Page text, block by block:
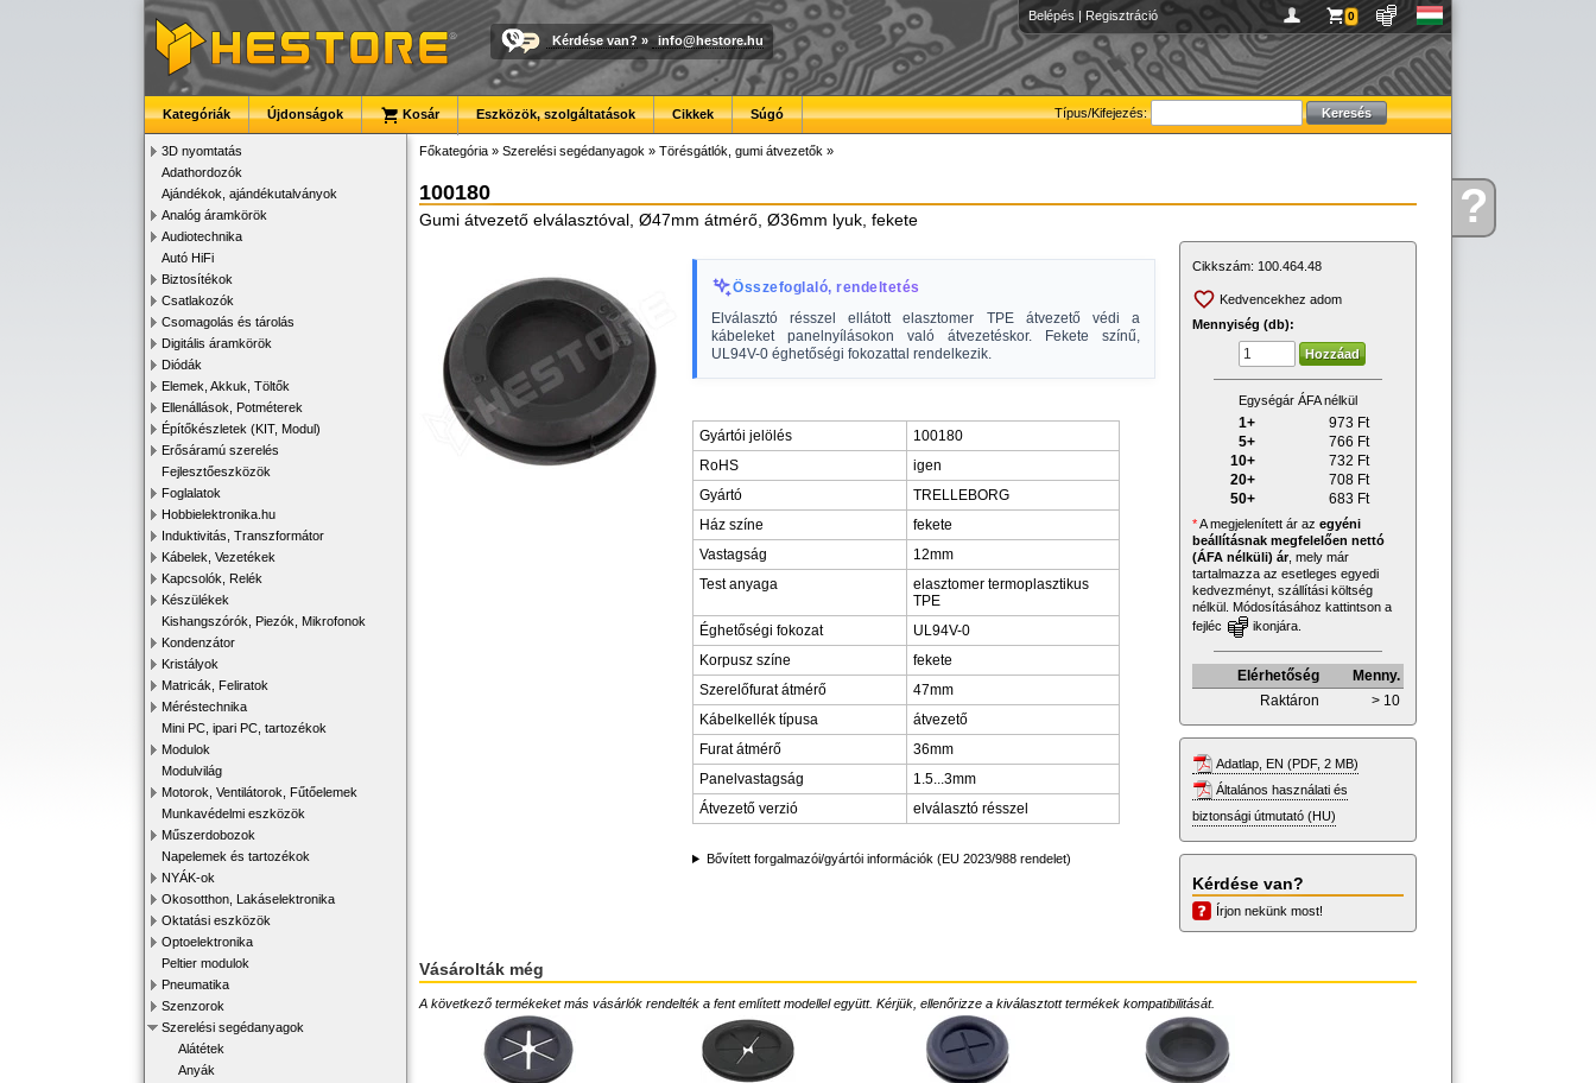
Kérdése?
Belépés | Regisztráció 0
Kérdése van? » info@hestore.hu
Típus/Kifejezés:
Kategóriák Újdonságok Kosár Eszközök, szolgáltatások Cikkek Súgó
3D nyomtatás
Adathordozók
Ajándékok, ajándékutalványok
Analóg áramkörök
Audiotechnika
Autó HiFi
Biztosítékok
Csatlakozók
Csomagolás és tárolás
Digitális áramkörök
Diódák
Elemek, Akkuk, Töltők
Ellenállások, Potméterek
Építőkészletek (KIT, Modul)
Erősáramú szerelés
Fejlesztőeszközök
Foglalatok
Hobbielektronika.hu
Induktivitás, Transzformátor
Kábelek, Vezetékek
Kapcsolók, Relék
Készülékek
Kishangszórók, Piezók, Mikrofonok
Kondenzátor
Kristályok
Matricák, Feliratok
Méréstechnika
Mini PC, ipari PC, tartozékok
Modulok
Modulvilág
Motorok, Ventilátorok, Fűtőelemek
Munkavédelmi eszközök
Műszerdobozok
Napelemek és tartozékok
NYÁK-ok
Okosotthon, Lakáselektronika
Oktatási eszközök
Optoelektronika
Peltier modulok
Pneumatika
Szenzorok
Szerelési segédanyagok
Alátétek
Anyák
Főkategória » Szerelési segédanyagok » Törésgátlók, gumi átvezetők »
100180
Gumi átvezető elválasztóval, Ø47mm átmérő, Ø36mm lyuk, fekete
Összefoglaló, rendeltetés
Elválasztó résszel ellátott elasztomer TPE átvezető védi a
kábeleket panelnyílásokon való átvezetéskor. Fekete színű,
UL94V-0 éghetőségi fokozattal rendelkezik.
Gyártói jelölés
100180
RoHS
igen
Gyártó
TRELLEBORG
Ház színe
fekete
Vastagság
12mm
Test anyaga
elasztomer termoplasztikus
TPE
Éghetőségi fokozat
UL94V-0
Korpusz színe
fekete
Szerelőfurat átmérő
47mm
Kábelkellék típusa
átvezető
Furat átmérő
36mm
Panelvastagság
1.5...3mm
Átvezető verzió
elválasztó résszel
Bővített forgalmazói/gyártói információk (EU 2023/988 rendelet)
Cikkszám: 100.464.48
Kedvencekhez adom
Mennyiség (db):
Egységár ÁFA nélkül
1+ 973 Ft
5+
766 Ft
10+
732 Ft
20+
708 Ft
50+
683 Ft
*A megjelenített ár az egyéni
beállításnak megfelelően nettó
(ÁFA nélküli) ár, mely már
tartalmazza az esetleges egyedi
kedvezményt, szállítási költség
nélkül. Módosításához kattintson a
fejléc
ikonjára.
Elérhetőség
Menny.
Raktáron
> 10
Adatlap, EN (PDF, 2 MB)
Általános használati és
biztonsági útmutató (HU)
Kérdése van?
Írjon nekünk most!
Vásárolták még
A következő termékeket más vásárlók rendelték a fent említett modellel együtt. Kérjük, ellenőrizze a kiválasztott termékek kompatibilitását.